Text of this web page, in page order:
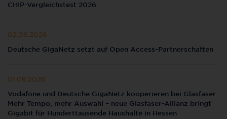
CHIP-Vergleichstest 2026
02.06.2026
Deutsche GigaNetz setzt auf Open Access-Partnerschaften
01.06.2026
Vodafone und Deutsche GigaNetz kooperieren bei Glasfaser:
Mehr Tempo, mehr Auswahl – neue Glasfaser-Allianz bringt
Gigabit für Hunderttausende Haushalte in Hessen